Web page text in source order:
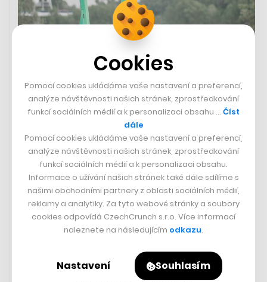
Pardubice omezí rychlost i
parkování elektrických koloběžek
V Pardubicích mohou lidé využívat sdílené elektrické
koloběžky od firem Lime a Bolt. Radnice se nyní s
provozovateli domluvila, že bude možné tyto stroje
odstavovat pouze na vizuálně vyznačených místech.
Zároveň se s z dosavadních 25 km/h sníží maximální
možná rychlost na 20 km/h. Ve vybraných oblastech
bude i nadále ještě o pět kilometrů v hodině nižší, v
historickém centru nesmí koloběžky jezdit vůbec.
Cookies
Pomocí cookies ukládáme vaše nastavení a preferencí,
analýze návštěvnosti našich stránek, zprostředkování
funkcí sociálních médií a k personalizaci obsahu … Číst
dále
Pomocí cookies ukládáme vaše nastavení a preferencí,
analýze návštěvnosti našich stránek, zprostředkování
funkcí sociálních médií a k personalizaci obsahu.
Informace o užívání našich stránek také dále sdílíme s
našimi obchodními partnery z oblasti sociálních médií,
reklamy a analytiky. Za tyto webové stránky a soubory
cookies odpovídá CzechCrunch s.r.o. Více informací
naleznete na následujícím odkazu.
Nastavení Souhlasím